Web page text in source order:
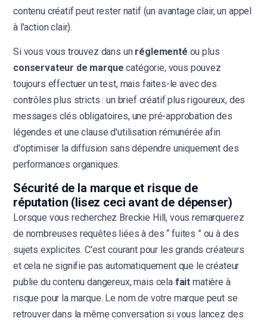
contenu créatif peut rester natif (un avantage clair, un appel
à l'action clair).
Si vous vous trouvez dans un réglementé ou plus
conservateur de marque catégorie, vous pouvez
toujours effectuer un test, mais faites-le avec des
contrôles plus stricts : un brief créatif plus rigoureux, des
messages clés obligatoires, une pré-approbation des
légendes et une clause d'utilisation rémunérée afin
d'optimiser la diffusion sans dépendre uniquement des
performances organiques.
Sécurité de la marque et risque de
réputation (lisez ceci avant de dépenser)
Lorsque vous recherchez Breckie Hill, vous remarquerez
de nombreuses requêtes liées à des “ fuites ” ou à des
sujets explicites. C'est courant pour les grands créateurs
et cela ne signifie pas automatiquement que le créateur
publie du contenu dangereux, mais cela fait matière à
risque pour la marque. Le nom de votre marque peut se
retrouver dans la même conversation si vous lancez des